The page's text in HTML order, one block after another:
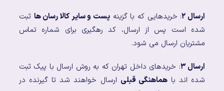
ارسال ۲ : خریدهایی که با گزینه پست و سایر کالا رسان ها ثبت
شده است پس از ارسال، کد رهگیری برای شماره تماس
مشتریان ارسال می شود.
ارسال ۳
: خریدهای داخل تهران که به روش ارسال با پیک ثبت
شده اند باهماهنگی قبلی ارسال خواهند شد تا گیرنده در